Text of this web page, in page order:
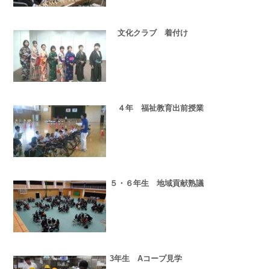
文化クラブ 着付け
４年 福祉教育出前授業
５・６年生 地域貢献熟議
3年生 Aコープ見学